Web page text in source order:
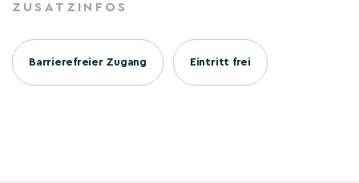
ZUSATZINFOS
Barrierefreier Zugang Eintritt frei